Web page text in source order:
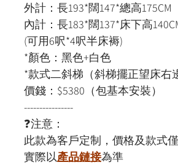
外計：長193*闊147*總高175CM
內計：長183*闊137*床下高
(可用6呎*4呎半床褥)
*顏色：黑色+白色
*款式二斜梯（斜梯擺正望床右
價錢：$5380（包基本安裝）
----------------
❓注意：
此款為客戶定制，價格及款式
實際以產品鏈接為準